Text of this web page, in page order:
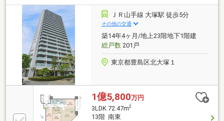
イミングは勿論、購入後のご不安につきましてもご相
談可能です！まずはお気軽に現地をご覧下さいませ。
物件の詳細について、ご見学希望のお客様は下記番号
までお気軽にご連絡下さい。お問い合わせ専用フリー
ダイヤル ： ０１２０－８９－１０４０
ＪＲ山手線 大塚駅 徒歩5分
その他の交通
築14年4ヶ月/地上23階地下1階建
総戸数201戸
東京都豊島区北大塚１
1億5,800万円
3LDK 72.47m2
13階 南東